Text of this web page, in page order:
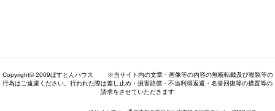
Copyright© 2009ぼすとんハウス ※当サイト内の文章・画像等の内容の無断転載及び複製等の
行為はご遠慮ください。行われた際は差し止め・損害賠償・不当利得返還・名誉回復等の措置等の
請求をさせていただきます